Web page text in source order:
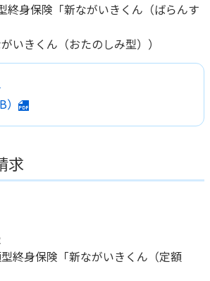
終身保険「新ながいきくん（ばらんす
いきくん（おたのしみ型））
求
終身保険「新ながいきくん（定額